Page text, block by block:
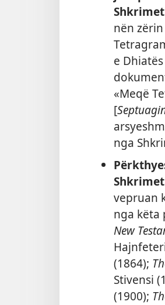
nën
e
«Meqë
[
nga
vepruan
nga këta
New
(1864);
Stivensi
(1900);